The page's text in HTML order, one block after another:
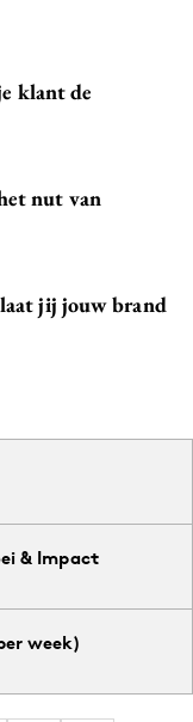
klant de
nut van
jij jouw brand
& Impact
week)